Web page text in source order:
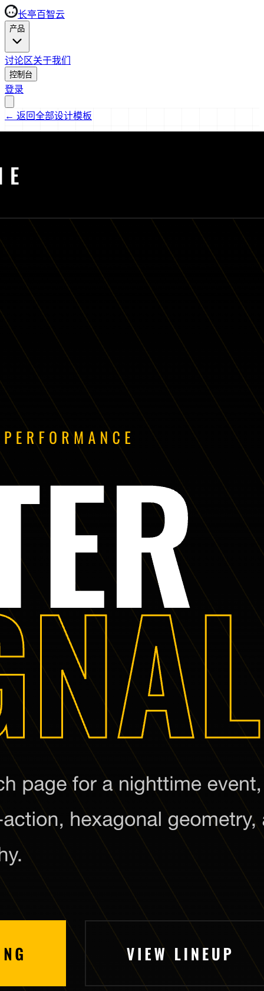
长亭百智云
产品
讨论区关于我们
控制台
登录
← 返回全部设计模板